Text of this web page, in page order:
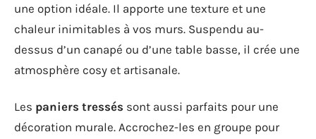
une option idéale. Il apporte une texture et une
chaleur inimitables à vos murs. Suspendu au-
dessus d’un canapé ou d’une table basse, il crée une
atmosphère cosy et artisanale.
Les paniers tressés sont aussi parfaits pour une
décoration murale. Accrochez-les en groupe pour